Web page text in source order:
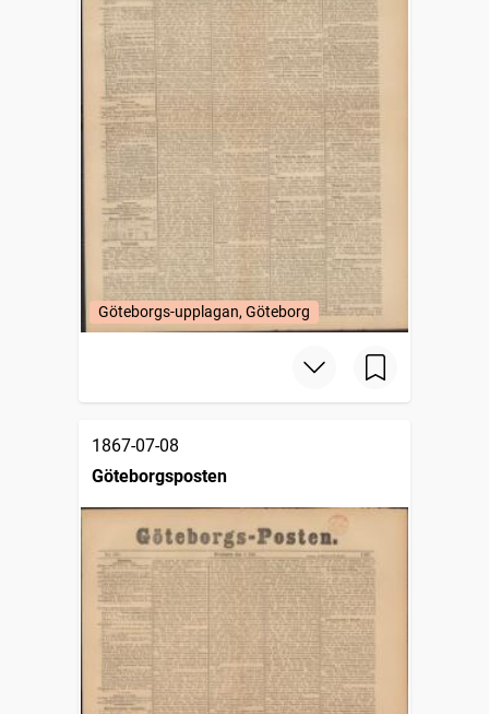
Göteborgs-upplagan, Göteborg
1867-07-08
Göteborgsposten